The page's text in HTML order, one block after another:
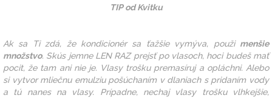
TIP od Kvitku
Ak sa Ti zdá, že kondicionér sa ťažšie vymýva, použi menšie
množstvo. Skús jemne LEN RAZ prejsť po vlasoch, hoci budeš mať
pocit, že tam ani nie je. Vlasy trošku premasíruj a opláchni. Alebo
si vytvor mliečnu emulziu pošúchaním v dlaniach s pridaním vody
a tú nanes na vlasy. Prípadne, nechaj vlasy trošku vlhkejšie,